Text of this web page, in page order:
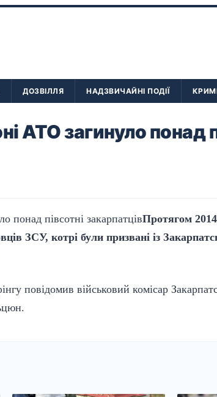
ДОЗВІЛЛЯ НАДЗВИЧАЙНІ ПОДІЇ
АТО загинуло понад
Протягом
ЗСУ, котрі були призвані із
повідомив військовий комісар